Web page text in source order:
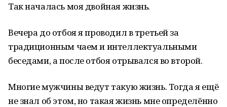
Так началась моя двойная жизнь.
Вечера до отбоя я проводил в третьей за
традиционным чаем и интеллектуальными
беседами, а после отбоя отрывался во второй.
Многие мужчины ведут такую жизнь. Тогда я ещё
не знал об этом, но такая жизнь мне определённо